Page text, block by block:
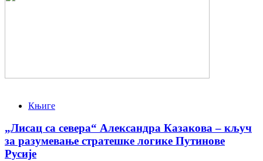
Књиге
„Лисац са севера“ Александра Казакова – кључ
за разумевање стратешке логике Путинове
Русије